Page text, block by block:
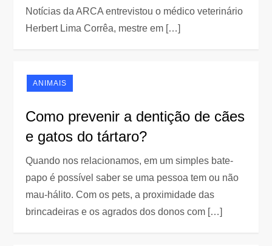
Notícias da ARCA entrevistou o médico veterinário
Herbert Lima Corrêa, mestre em […]
ANIMAIS
Como prevenir a dentição de cães
e gatos do tártaro?
Quando nos relacionamos, em um simples bate-
papo é possível saber se uma pessoa tem ou não
mau-hálito. Com os pets, a proximidade das
brincadeiras e os agrados dos donos com […]